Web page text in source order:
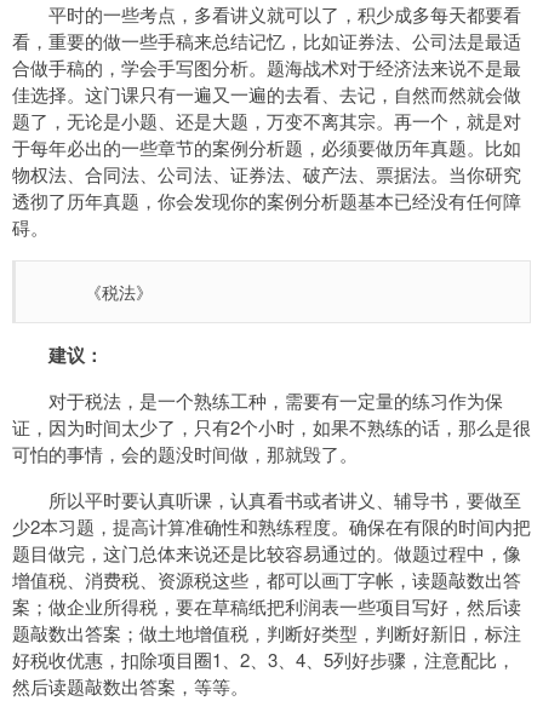
平时的一些考点，多看讲义就可以了，积少成多每天都要看
看，重要的做一些手稿来总结记忆，比如证券法、公司法是最适
合做手稿的，学会手写图分析。题海战术对于经济法来说不是最
佳选择。这门课只有一遍又一遍的去看、去记，自然而然就会做
题了，无论是小题、还是大题，万变不离其宗。再一个，就是对
于每年必出的一些章节的案例分析题，必须要做历年真题。比如
物权法、合同法、公司法、证券法、破产法、票据法。当你研究
透彻了历年真题，你会发现你的案例分析题基本已经没有任何障
碍。
《税法》
建议：
对于税法，是一个熟练工种，需要有一定量的练习作为保
证，因为时间太少了，只有2个小时，如果不熟练的话，那么是很
可怕的事情，会的题没时间做，那就毁了。
所以平时要认真听课，认真看书或者讲义、辅导书，要做至
少2本习题，提高计算准确性和熟练程度。确保在有限的时间内把
题目做完，这门总体来说还是比较容易通过的。做题过程中，像
增值税、消费税、资源税这些，都可以画丁字帐，读题敲数出答
案；做企业所得税，要在草稿纸把利润表一些项目写好，然后读
题敲数出答案；做土地增值税，判断好类型，判断好新旧，标注
好税收优惠，扣除项目圈1、2、3、4、5列好步骤，注意配比，
然后读题敲数出答案，等等。